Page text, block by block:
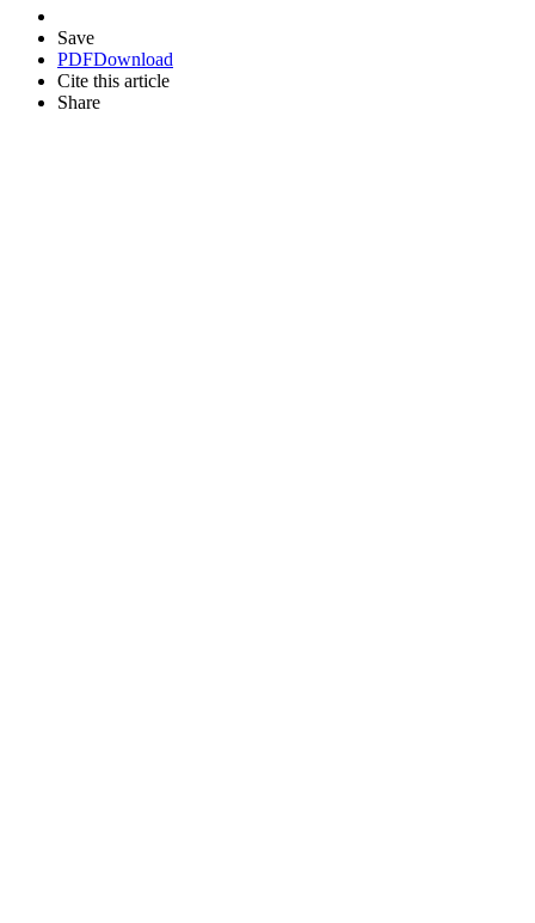
Save
PDFDownload
Cite this article
Share